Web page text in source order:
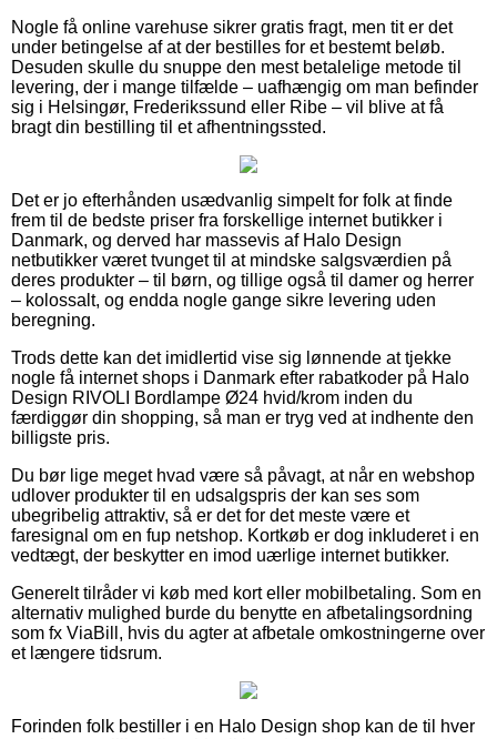
Nogle få online varehuse sikrer gratis fragt, men tit er det
under betingelse af at der bestilles for et bestemt beløb.
Desuden skulle du snuppe den mest betalelige metode til
levering, der i mange tilfælde – uafhængig om man befinder
sig i Helsingør, Frederikssund eller Ribe – vil blive at få
bragt din bestilling til et afhentningssted.
Det er jo efterhånden usædvanlig simpelt for folk at finde
frem til de bedste priser fra forskellige internet butikker i
Danmark, og derved har massevis af Halo Design
netbutikker været tvunget til at mindske salgsværdien på
deres produkter – til børn, og tillige også til damer og herrer
– kolossalt, og endda nogle gange sikre levering uden
beregning.
Trods dette kan det imidlertid vise sig lønnende at tjekke
nogle få internet shops i Danmark efter rabatkoder på Halo
Design RIVOLI Bordlampe Ø24 hvid/krom inden du
færdiggør din shopping, så man er tryg ved at indhente den
billigste pris.
Du bør lige meget hvad være så påvagt, at når en webshop
udlover produkter til en udsalgspris der kan ses som
ubegribelig attraktiv, så er det for det meste være et
faresignal om en fup netshop. Kortkøb er dog inkluderet i en
vedtægt, der beskytter en imod uærlige internet butikker.
Generelt tilråder vi køb med kort eller mobilbetaling. Som en
alternativ mulighed burde du benytte en afbetalingsordning
som fx ViaBill, hvis du agter at afbetale omkostningerne over
et længere tidsrum.
Forinden folk bestiller i en Halo Design shop kan de til hver